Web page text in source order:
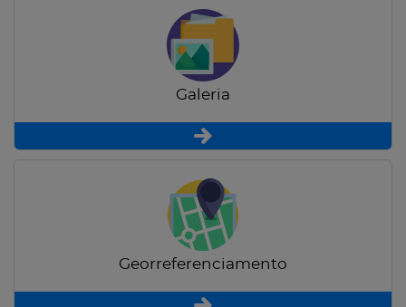
Galeria
Georreferenciamento